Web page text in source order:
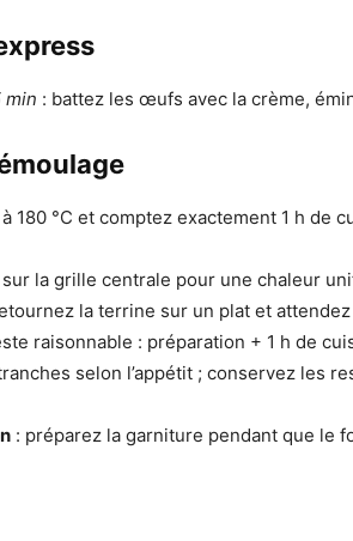
min : battez les œufs avec la crème,
180 °C et comptez exactement 1 h
la grille centrale pour une chaleur
la terrine sur un plat et
raisonnable : préparation + 1 h de
selon l’appétit ; conservez les
: préparez la garniture pendant que le